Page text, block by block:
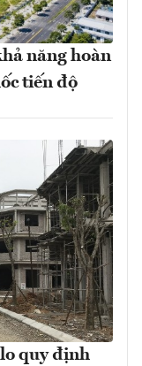
năng hoàn
tiến độ
quy định